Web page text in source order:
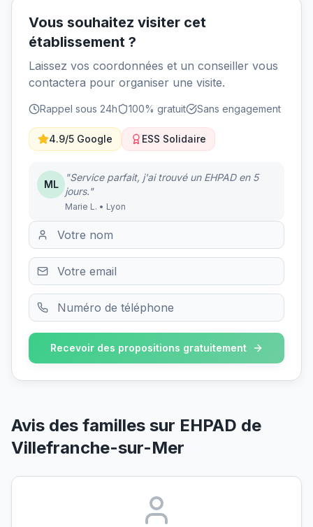
Vous souhaitez visiter cet
établissement ?
Laissez vos coordonnées et un conseiller vous
contactera pour organiser une visite.
Rappel sous 24h 100% gratuit Sans engagement
4.9/5 Google ESS Solidaire
ML
"Service parfait, j'ai trouvé un EHPAD en 5
jours."
Marie L. • Lyon
Recevoir des propositions gratuitement
Avis des familles sur EHPAD de
Villefranche-sur-Mer